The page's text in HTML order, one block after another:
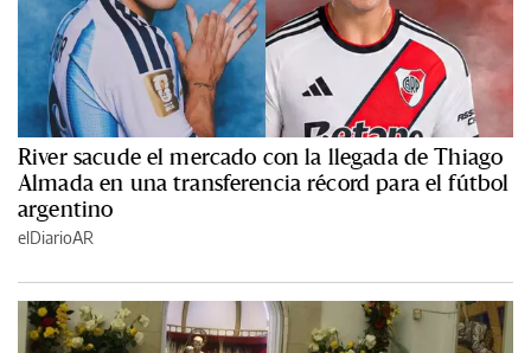
River sacude el mercado con la llegada de Thiago
Almada en una transferencia récord para el fútbol
argentino
elDiarioAR